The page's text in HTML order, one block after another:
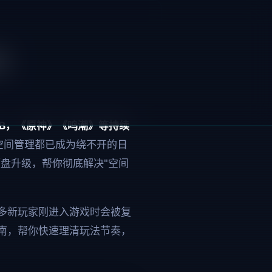
《原神》《鸣潮》等持续
管理都已成为绕不开的日
升级，帮你彻底解决"空间
新玩家刚进入游戏时会被复
帮你快速理清玩法节奏，